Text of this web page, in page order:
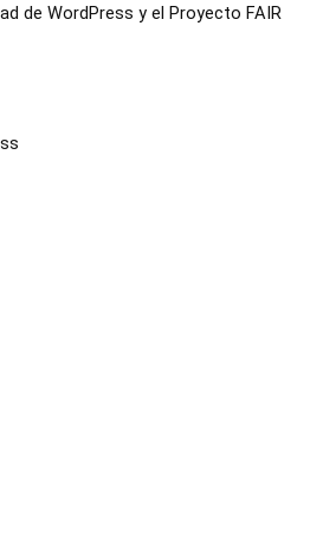
de WordPress y el Proyecto FAIR